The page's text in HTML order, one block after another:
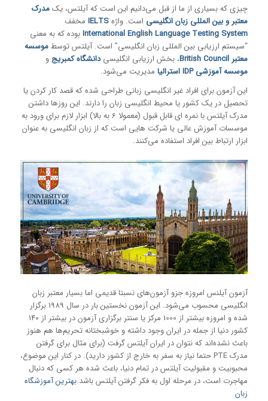
چیزی که بسیاری از ما از قبل می‌دانیم این است که آیلتس، یکمدرک
معتبر و بین المللی زبان انگلیسی است. واژهIELTSمخفف
International English Language Testing System بوده که به معنی
“سیستم ارزیابی بین المللی زبان انگلیسی” است. آیلتس توسطموسسه
معتبر British Council
، بخش ارزیابی انگلیسیدانشگاه کمبریج و
موسسه آموزشی IDP استرالیا
مدیریت می‌شود.
این آزمون برای افراد غیر انگلیسی زبانی طراحی شده که قصد کار کردن یا
تحصیل در یک کشور یا محیط انگلیسی زبان را دارند. این روزها داشتن
مدرک آیلتس با نمره ای قابل قبول (معمولا 6 به بالا) ابزار لازم برای ورود به
موسسات آموزش عالی یا شرکت هایی است که از زبان انگلیسی به عنوان
ابزار ارتباط بین افراد استفاده می‌کنند.
آزمون آیلنس امروزه جزو آزمون‌های نسبتا قدیمی اما بسیار معتبر زبان
انگلیسی محسوب می‌شود. این آزمون نخستین بار در سال 1989 برگزار
شده و امروزه بیشتر از 1000 مرکز یا سنتر برگزاری آزمون در بیشتر از 140
کشور دنیا از جمله در ایران وجود داشته و خوشبختانه تحریم‌ها هم هنوز
باعث نشده‌اند که نتوان در ایران آیلتس گرفت (برای مثال برای گرفتن
مدرک PTE حتما نیاز به سفر به خارج از کشور دارید). در کنار این موضوع،
محبوبیت و مقبولیت آیلتس در تمام دنیا، باعث شده هر کسی که دنبال
مهاجرت است، در مرحله اول به فکر گرفتن آیلتس باشد.بهترین آموزشگاه
زبان